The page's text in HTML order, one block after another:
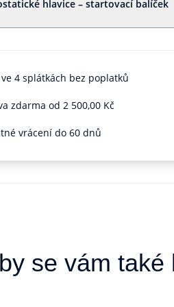
hlavice – startovací balíček
4 splátkách bez poplatků
zdarma od 2 500,00 Kč
vrácení do 60 dnů
se vám také